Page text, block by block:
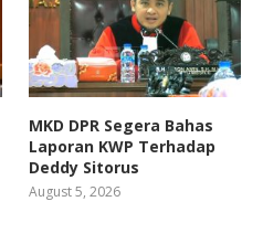
MKD DPR Segera Bahas
Laporan KWP Terhadap
Deddy Sitorus
August 5, 2026